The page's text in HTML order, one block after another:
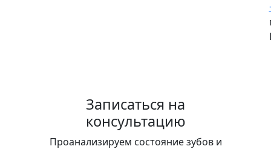
Записаться на
консультацию
Проанализируем состояние зубов и